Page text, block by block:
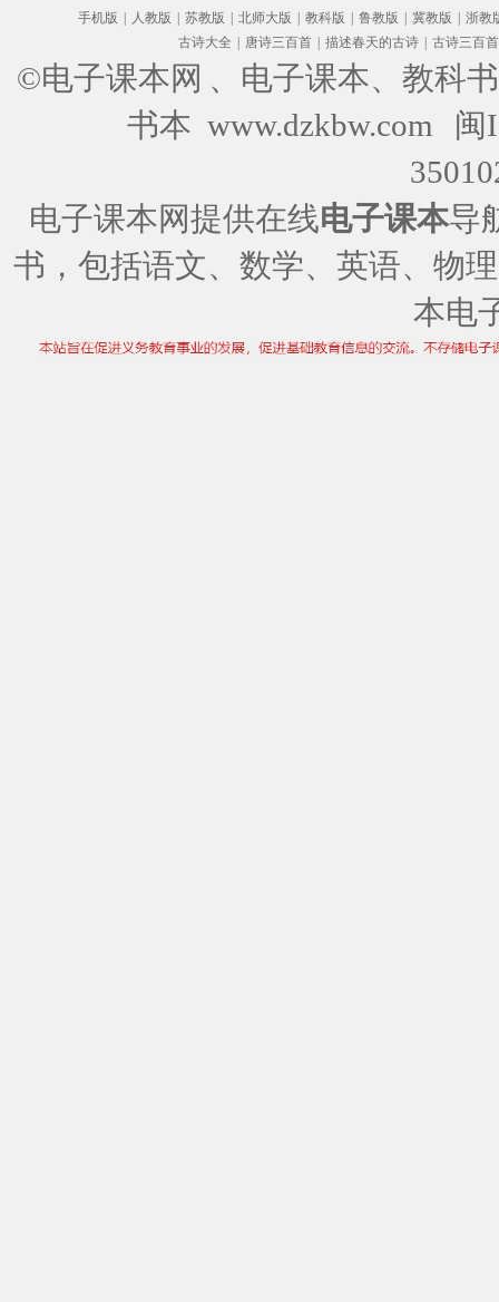
手机版 人教版 苏教版 北师大版 教科版 鲁教版 冀教版
浙教
古诗大全
唐诗三百首 描述春天的古诗 古诗三百首
©电子课本网 、电子课本、教科
书本 www.dzkbw.com
闽
电子课本网提供在线电子课本导
书，包括语文、数学、英语、物
本电